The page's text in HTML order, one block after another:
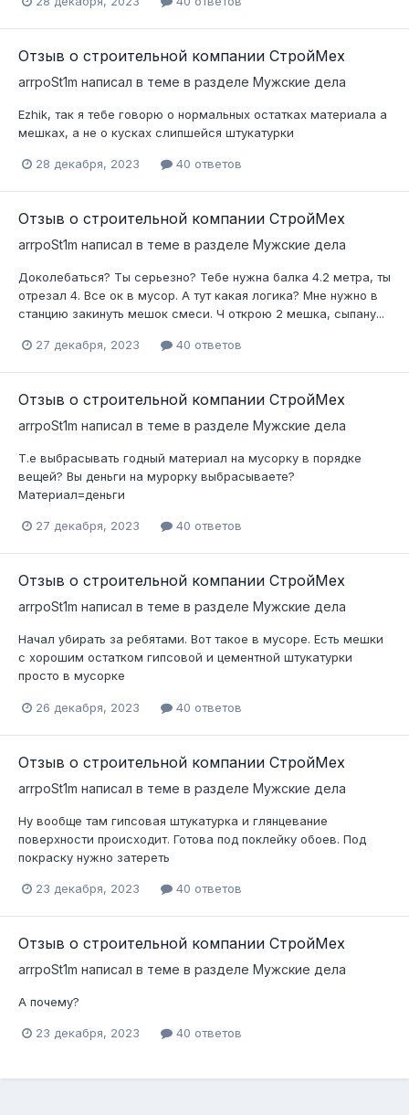
Отзыв о строительной компании СтройМех
arrpoSt1m написал в теме в разделе Мужские дела
Ezhik, так я тебе говорю о нормальных остатках материала а
мешках, а не о кусках слипшейся штукатурки
28 декабря, 2023 40 ответов
Отзыв о строительной компании СтройМех
arrpoSt1m написал в теме в разделе Мужские дела
Доколебаться? Ты серьезно? Тебе нужна балка 4.2 метра, ты
отрезал 4. Все ок в мусор. А тут какая логика? Мне нужно в
станцию закинуть мешок смеси. Ч открою 2 мешка, сыпану...
27 декабря, 2023 40 ответов
Отзыв о строительной компании СтройМех
arrpoSt1m написал в теме в разделе Мужские дела
Т.е выбрасывать годный материал на мусорку в порядке
вещей? Вы деньги на мурорку выбрасываете?
Материал=деньги
27 декабря, 2023 40 ответов
Отзыв о строительной компании СтройМех
arrpoSt1m написал в теме в разделе Мужские дела
Начал убирать за ребятами. Вот такое в мусоре. Есть мешки
с хорошим остатком гипсовой и цементной штукатурки
просто в мусорке
26 декабря, 2023 40 ответов
Отзыв о строительной компании СтройМех
arrpoSt1m написал в теме в разделе Мужские дела
Ну вообще там гипсовая штукатурка и глянцевание
поверхности происходит. Готова под поклейку обоев. Под
покраску нужно затереть
23 декабря, 2023 40 ответов
Отзыв о строительной компании СтройМех
arrpoSt1m написал в теме в разделе Мужские дела
А почему?
23 декабря, 2023 40 ответов